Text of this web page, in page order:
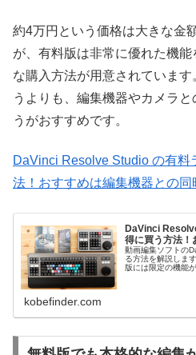
約4万円という価格は大きな金
が、有料版は非常に優れた機
な購入方法が用意されていま
うよりも、編集機器やカメラ
うがおすすめです。
DaVinci Resolve Studio の有
法！おすすめは編集機器との同
DaVinci
得に買う方法！
動画編集ソフトの
る方法を解説しま
版には限定の機能
kobefinder.com